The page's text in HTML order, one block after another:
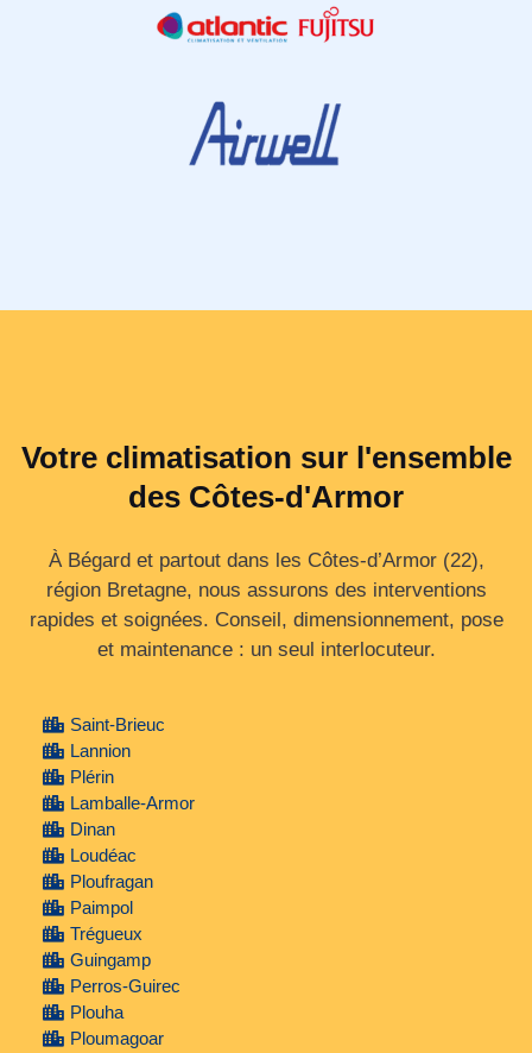
Votre climatisation sur l'ensemble
des Côtes-d'Armor
À Bégard et partout dans les Côtes‑d’Armor (22),
région Bretagne, nous assurons des interventions
rapides et soignées. Conseil, dimensionnement, pose
et maintenance : un seul interlocuteur.
Saint-Brieuc
Lannion
Plérin
Lamballe-Armor
Dinan
Loudéac
Ploufragan
Paimpol
Trégueux
Guingamp
Perros-Guirec
Plouha
Ploumagoar